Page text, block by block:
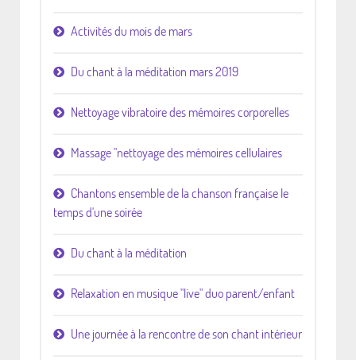
Activités du mois de mars
Du chant à la méditation mars 2019
Nettoyage vibratoire des mémoires corporelles
Massage "nettoyage des mémoires cellulaires
Chantons ensemble de la chanson française le
temps d'une soirée
Du chant à la méditation
Relaxation en musique "live" duo parent/enfant
Une journée à la rencontre de son chant intérieur